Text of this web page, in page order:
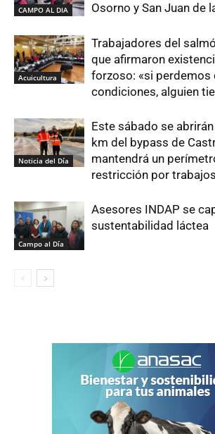
CAMPO AL DIA
Osorno y San Juan de
Acuicultura
Trabajadores del
que afirmaron
forzoso: «si perdemos
condiciones, alguien
Noticia del Día
Este sábado se
km del bypass de
mantendrá un
restricción por
Campo al Día
Asesores INDAP se
sustentabilidad láctea